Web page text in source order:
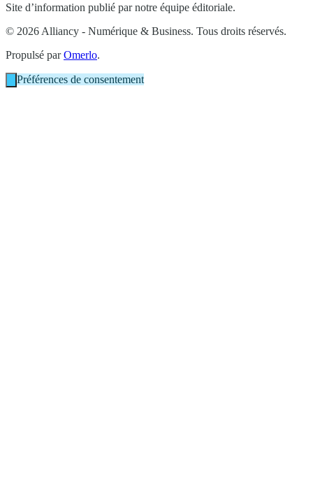
Site d’information publié par notre équipe éditoriale.
© 2026 Alliancy - Numérique & Business. Tous droits réservés.
Propulsé parOmerlo.
Préférences de consentement